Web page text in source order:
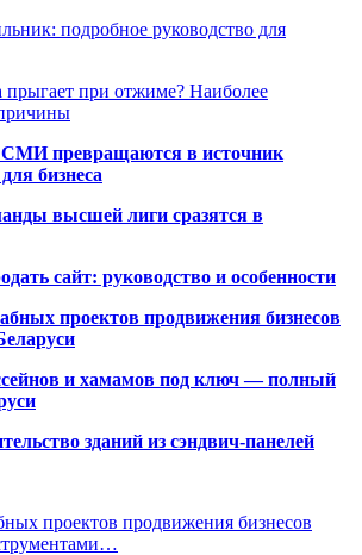
подробное руководство для
при отжиме? Наиболее
превращаются в источник
бизнеса
высшей лиги сразятся в
сайт: руководство и особенности
проектов продвижения бизнесов
и хамамов под ключ — полный
зданий из сэндвич-панелей
проектов продвижения бизнесов